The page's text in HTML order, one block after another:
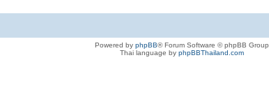
Powered by phpBB® Forum Software © phpBB Group
Thai language by phpBBThailand.com